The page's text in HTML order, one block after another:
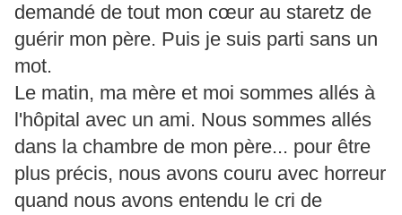
demandé de tout mon cœur au staretz de
guérir mon père. Puis je suis parti sans un
mot.
Le matin, ma mère et moi sommes allés à
l'hôpital avec un ami. Nous sommes allés
dans la chambre de mon père... pour être
plus précis, nous avons couru avec horreur
quand nous avons entendu le cri de